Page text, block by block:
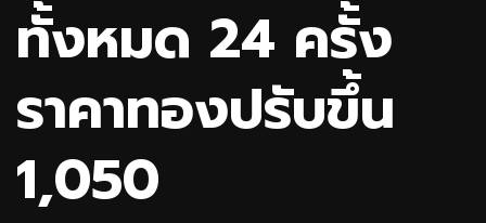
ทั้งหมด 24 ครั้ง
ราคาทองปรับขึ้น
1,050